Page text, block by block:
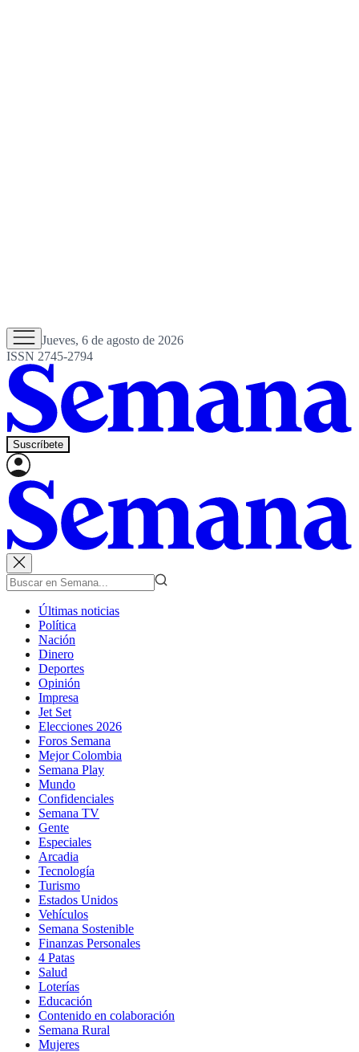
Jueves, 6 de agosto de 2026
ISSN 2745-2794
Suscríbete
Últimas noticias
Política
Nación
Dinero
Deportes
Opinión
Impresa
Jet Set
Elecciones 2026
Foros Semana
Mejor Colombia
Semana Play
Mundo
Confidenciales
Semana TV
Gente
Especiales
Arcadia
Tecnología
Turismo
Estados Unidos
Vehículos
Semana Sostenible
Finanzas Personales
4 Patas
Salud
Loterías
Educación
Contenido en colaboración
Semana Rural
Mujeres